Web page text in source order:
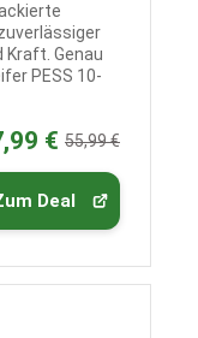
Genau
PESS 10-
€ 55,99 €
Deal